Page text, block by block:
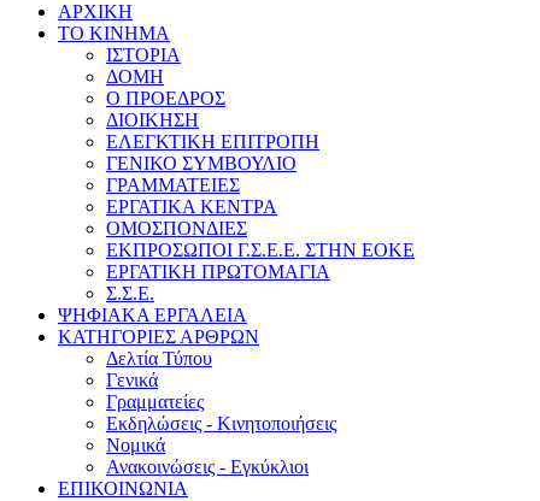
ΑΡΧΙΚΗ
ΤΟ ΚΙΝΗΜΑ
ΙΣΤΟΡΙΑ
ΔΟΜΗ
Ο ΠΡΟΕΔΡΟΣ
ΔΙΟΙΚΗΣΗ
ΕΛΕΓΚΤΙΚΗ ΕΠΙΤΡΟΠΗ
ΓΕΝΙΚΟ ΣΥΜΒΟΥΛΙΟ
ΓΡΑΜΜΑΤΕΙΕΣ
ΕΡΓΑΤΙΚΑ ΚΕΝΤΡΑ
ΟΜΟΣΠΟΝΔΙΕΣ
ΕΚΠΡΟΣΩΠΟΙ Γ.Σ.Ε.Ε. ΣΤΗΝ ΕΟΚΕ
ΕΡΓΑΤΙΚΗ ΠΡΩΤΟΜΑΓΙΑ
Σ.Σ.Ε.
ΨΗΦΙΑΚΑ ΕΡΓΑΛΕΙΑ
ΚΑΤΗΓΟΡΙΕΣ ΑΡΘΡΩΝ
Δελτία Τύπου
Γενικά
Γραμματείες
Εκδηλώσεις - Κινητοποιήσεις
Νομικά
Ανακοινώσεις - Εγκύκλιοι
ΕΠΙΚΟΙΝΩΝΙΑ